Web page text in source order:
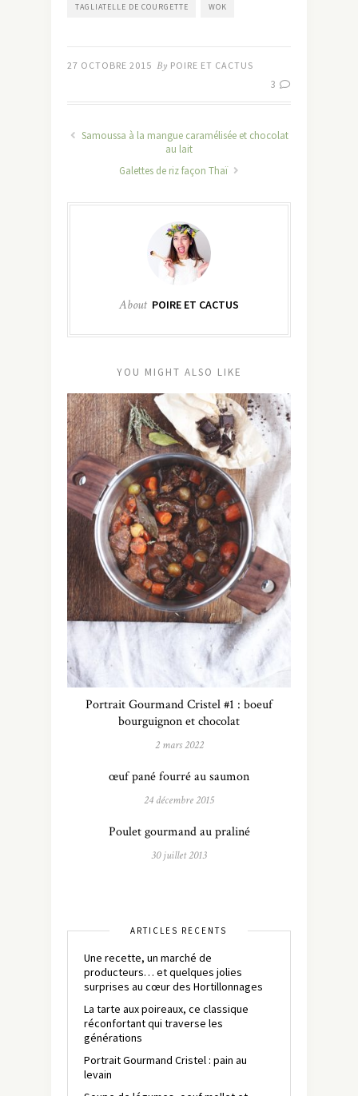
TAGLIATELLE DE COURGETTE WOK
27 OCTOBRE 2015 By POIRE ET CACTUS
3
Samoussa à la mangue caramélisée et chocolat
au lait
Galettes de riz façon Thaï
About POIRE ET CACTUS
YOU MIGHT ALSO LIKE
Portrait Gourmand Cristel #1 : boeuf
bourguignon et chocolat
2 mars 2022
œuf pané fourré au saumon
24 décembre 2015
Poulet gourmand au praliné
30 juillet 2013
ARTICLES RÉCENTS
Une recette, un marché de
producteurs… et quelques jolies
surprises au cœur des Hortillonnages
La tarte aux poireaux, ce classique
réconfortant qui traverse les
générations
Portrait Gourmand Cristel : pain au
levain